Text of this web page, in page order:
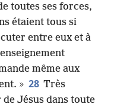
toutes ses forces,
étaient tous si
entre eux et à
même aux
» 28 Très
Jésus dans toute